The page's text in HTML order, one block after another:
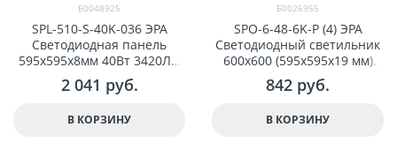
Б0048925
SPL-510-S-40K-036 ЭРА
Светодиодная панель
595x595x8мм 40Вт 3420Лм
4000К IP40 Серебро без
драйвера арт Б0048925
2 041 руб.
В КОРЗИНУ
Б0026955
SPO-6-48-6K-P (4) ЭРА
Светодиодный светильник
600х600 (595x595x19 мм)
48Вт 6500К Армстронг,
Призма Б0026955
842 руб.
В КОРЗИНУ